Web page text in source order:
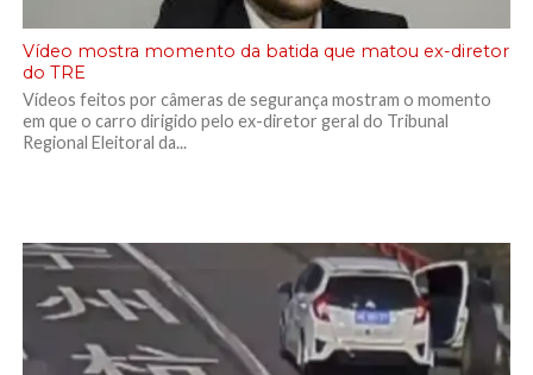
Vídeo mostra momento da batida que matou ex-diretor
do TRE
Vídeos feitos por câmeras de segurança mostram o momento
em que o carro dirigido pelo ex-diretor geral do Tribunal
Regional Eleitoral da...